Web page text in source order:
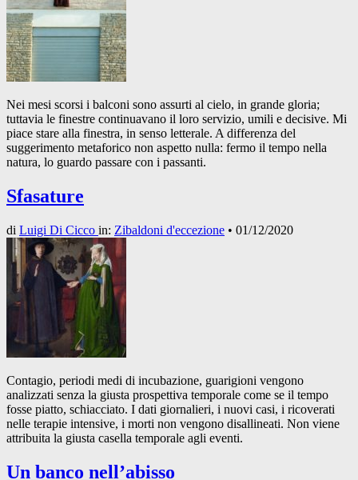
Nei mesi scorsi i balconi sono assurti al cielo, in grande gloria;
tuttavia le finestre continuavano il loro servizio, umili e decisive. Mi
piace stare alla finestra, in senso letterale. A differenza del
suggerimento metaforico non aspetto nulla: fermo il tempo nella
natura, lo guardo passare con i passanti.
Sfasature
di Luigi Di Cicco in: Zibaldoni d'eccezione • 01/12/2020
Contagio, periodi medi di incubazione, guarigioni vengono
analizzati senza la giusta prospettiva temporale come se il tempo
fosse piatto, schiacciato. I dati giornalieri, i nuovi casi, i ricoverati
nelle terapie intensive, i morti non vengono disallineati. Non viene
attribuita la giusta casella temporale agli eventi.
Un banco nell’abisso